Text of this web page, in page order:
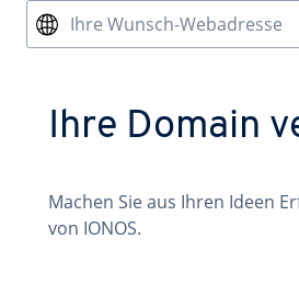
Ihre Wunsch-Webadresse
Ihre Domain
Machen Sie aus Ihren Ideen
von IONOS.